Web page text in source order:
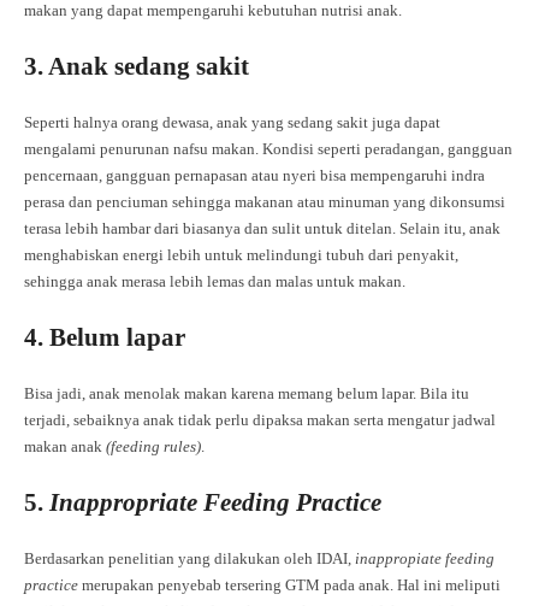
makan yang dapat mempengaruhi kebutuhan nutrisi anak.
3. Anak sedang sakit
Seperti halnya orang dewasa, anak yang sedang sakit juga dapat
mengalami penurunan nafsu makan. Kondisi seperti peradangan, gangguan
pencernaan, gangguan pernapasan atau nyeri bisa mempengaruhi indra
perasa dan penciuman sehingga makanan atau minuman yang dikonsumsi
terasa lebih hambar dari biasanya dan sulit untuk ditelan. Selain itu, anak
menghabiskan energi lebih untuk melindungi tubuh dari penyakit,
sehingga anak merasa lebih lemas dan malas untuk makan.
4. Belum lapar
Bisa jadi, anak menolak makan karena memang belum lapar. Bila itu
terjadi, sebaiknya anak tidak perlu dipaksa makan serta mengatur jadwal
makan anak (feeding rules).
5.Inappropriate Feeding Practice
Berdasarkan penelitian yang dilakukan oleh IDAI, inappropiate feeding
practice merupakan penyebab tersering GTM pada anak. Hal ini meliputi